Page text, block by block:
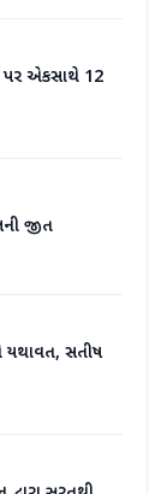
પર એકસાથે 12
જીત
યથાવત, સતીષ